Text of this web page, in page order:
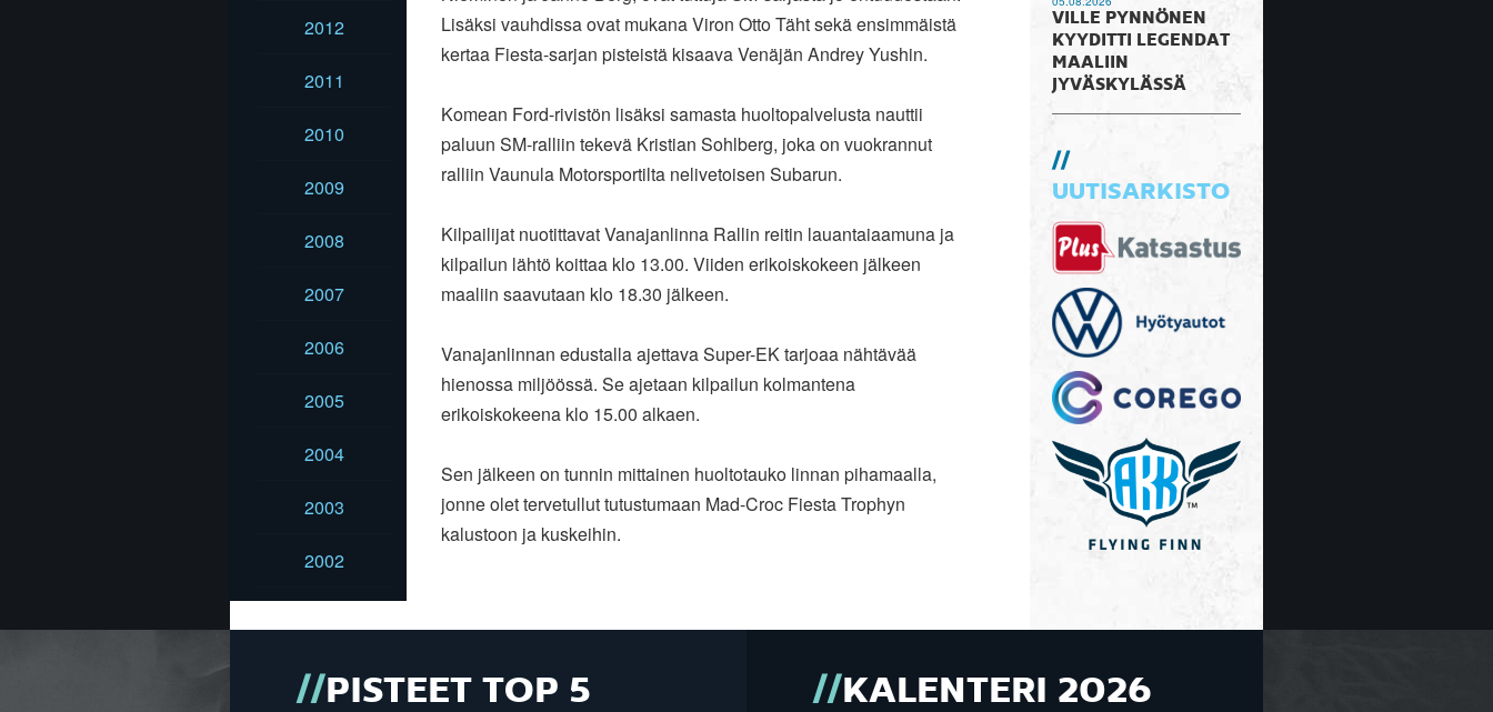
2012
2011
2010
2009
2008
2007
2006
2005
2004
2003
2002
Lisäksi vauhdissa ovat mukana Viron Otto Täht sekä ensimmäistä
kertaa Fiesta-sarjan pisteistä kisaava Venäjän Andrey Yushin.
Komean Ford-rivistön lisäksi samasta huoltopalvelusta nauttii
paluun SM-ralliin tekevä Kristian Sohlberg, joka on vuokrannut
ralliin Vaunula Motorsportilta nelivetoisen Subarun.
Kilpailijat nuotittavat Vanajanlinna Rallin reitin lauantaiaamuna ja
kilpailun lähtö koittaa klo 13.00. Viiden erikoiskokeen jälkeen
maaliin saavutaan klo 18.30 jälkeen.
Vanajanlinnan edustalla ajettava Super-EK tarjoaa nähtävää
hienossa miljöössä. Se ajetaan kilpailun kolmantena
erikoiskokeena klo 15.00 alkaen.
Sen jälkeen on tunnin mittainen huoltotauko linnan pihamaalla,
jonne olet tervetullut tutustumaan Mad-Croc Fiesta Trophyn
kalustoon ja kuskeihin.
VILLE PYNNÖNEN
KYYDITTI LEGENDAT
MAALIIN
JYVÄSKYLÄSSÄ
UUTISARKISTO
PISTEET TOP 5 KALENTERI 2026